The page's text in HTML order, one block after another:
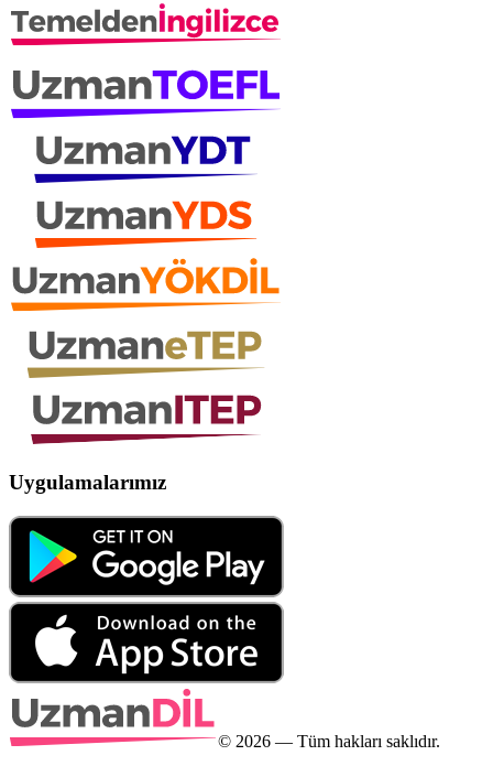
Uygulamalarımız
© 2026 — Tüm hakları saklıdır.